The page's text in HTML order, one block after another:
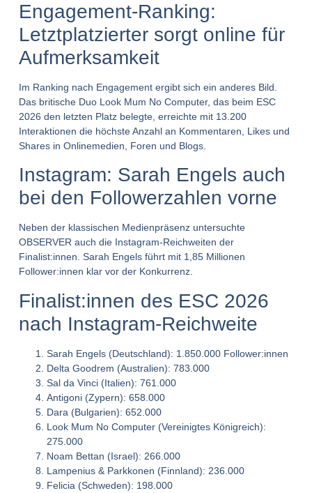
Engagement-Ranking:
Letztplatzierter sorgt online für
Aufmerksamkeit
Im Ranking nach Engagement ergibt sich ein anderes Bild.
Das britische Duo Look Mum No Computer, das beim ESC
2026 den letzten Platz belegte, erreichte mit 13.200
Interaktionen die höchste Anzahl an Kommentaren, Likes und
Shares in Onlinemedien, Foren und Blogs.
Instagram: Sarah Engels auch
bei den Followerzahlen vorne
Neben der klassischen Medienpräsenz untersuchte
OBSERVER auch die Instagram-Reichweiten der
Finalist:innen. Sarah Engels führt mit 1,85 Millionen
Follower:innen klar vor der Konkurrenz.
Finalist:innen des ESC 2026
nach Instagram-Reichweite
Sarah Engels (Deutschland): 1.850.000 Follower:innen
Delta Goodrem (Australien): 783.000
Sal da Vinci (Italien): 761.000
Antigoni (Zypern): 658.000
Dara (Bulgarien): 652.000
Look Mum No Computer (Vereinigtes Königreich):
275.000
Noam Bettan (Israel): 266.000
Lampenius & Parkkonen (Finnland): 236.000
Felicia (Schweden): 198.000